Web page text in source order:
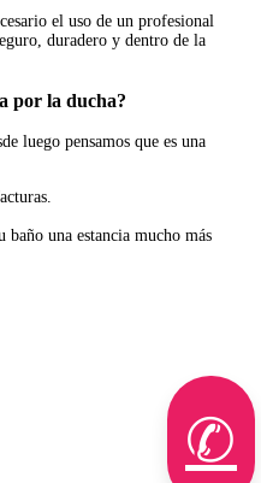
el uso de un profesional
duradero y dentro de la
por la ducha?
luego pensamos que es una
baño una estancia mucho más
✆